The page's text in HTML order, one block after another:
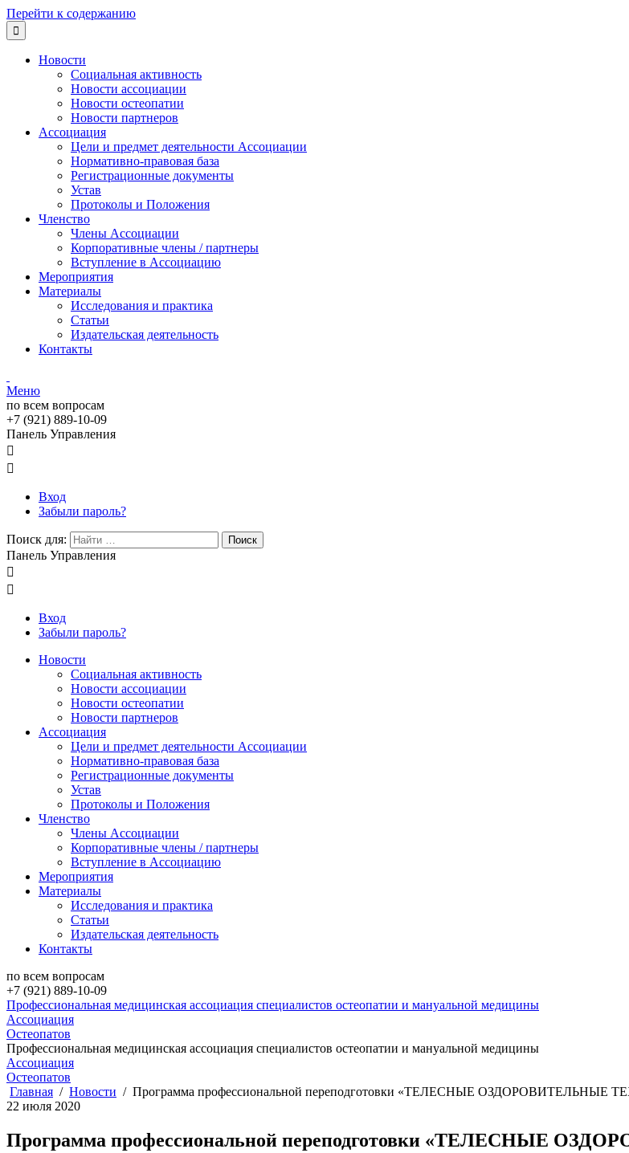
Перейти к содержанию

Новости
Социальная активность
Новости ассоциации
Новости остеопатии
Новости партнеров
Ассоциация
Цели и предмет деятельности Ассоциации
Нормативно-правовая база
Регистрационные документы
Устав
Протоколы и Положения
Членство
Члены Ассоциации
Корпоративные члены / партнеры
Вступление в Ассоциацию
Мероприятия
Материалы
Исследования и практика
Статьи
Издательская деятельность
Контакты
Меню
по всем вопросам
+7 (921) 889-10-09
Панель Управления


Вход
Забыли пароль?
Поиск для: Поиск
Панель Управления


Вход
Забыли пароль?
Новости
Социальная активность
Новости ассоциации
Новости остеопатии
Новости партнеров
Ассоциация
Цели и предмет деятельности Ассоциации
Нормативно-правовая база
Регистрационные документы
Устав
Протоколы и Положения
Членство
Члены Ассоциации
Корпоративные члены / партнеры
Вступление в Ассоциацию
Мероприятия
Материалы
Исследования и практика
Статьи
Издательская деятельность
Контакты
по всем вопросам
+7 (921) 889-10-09
Профессиональная медицинская ассоциация специалистов остеопатии и мануальной медицины
Ассоциация
Остеопатов
Профессиональная медицинская ассоциация специалистов остеопатии и мануальной медицины
Ассоциация
Остеопатов
Главная
Новости
Программа профессиональной переподготовки «ТЕЛЕСНЫЕ ОЗДОРОВИТЕЛЬНЫЕ
22 июля 2020
Программа профессиональной переподготовки «ТЕЛЕСНЫЕ